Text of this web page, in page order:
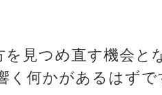
見つめ直す機会と
何かがあるはずで